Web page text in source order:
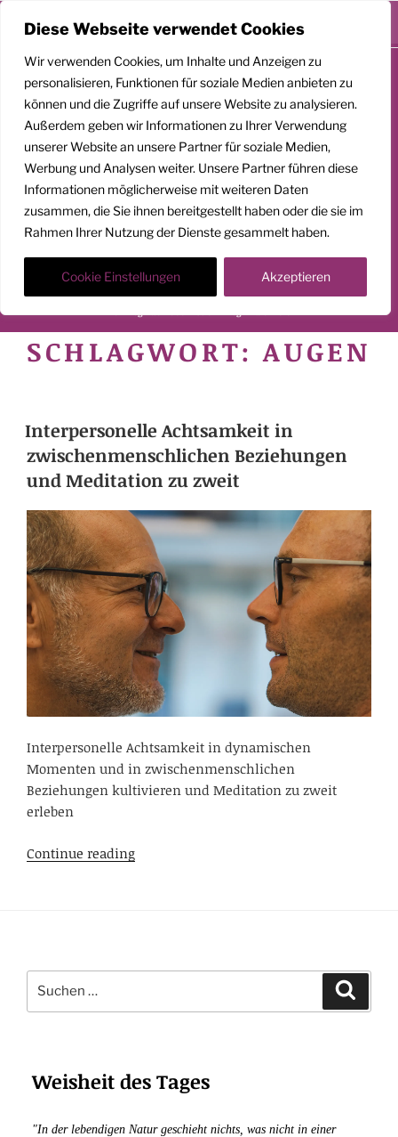
Diese Webseite verwendet Cookies
Wir verwenden Cookies, um Inhalte und Anzeigen zu
personalisieren, Funktionen für soziale Medien anbieten zu
können und die Zugriffe auf unsere Website zu analysieren.
Außerdem geben wir Informationen zu Ihrer Verwendung
unserer Website an unsere Partner für soziale Medien,
Werbung und Analysen weiter. Unsere Partner führen diese
Informationen möglicherweise mit weiteren Daten
zusammen, die Sie ihnen bereitgestellt haben oder die sie im
Rahmen Ihrer Nutzung der Dienste gesammelt haben.
Cookie Einstellungen Akzeptieren
Zum
springen
GEMEINSAM
AUFSTEIGEN
Klarheit. Präsenz. Befreiung.
Transformationscoach | Architekt der Befreiung
Menü
SCHLAGWORT:AUGEN
Interpersonelle Achtsamkeit in
zwischenmenschlichen Beziehungen
und Meditation zu zweit
Interpersonelle Achtsamkeit in dynamischen
Momenten und in zwischenmenschlichen
Beziehungen kultivieren und Meditation zu zweit
erleben
Continue readingInterpersonelle
nach:
Weisheit des Tages
"In der lebendigen Natur geschieht nichts, was nicht in einer